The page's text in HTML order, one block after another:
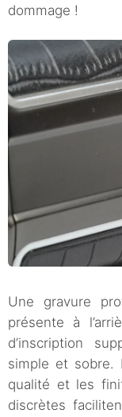
dommage !
Une gravure
présente à
d’inscription
simple et sobre.
qualité et les
discrètes